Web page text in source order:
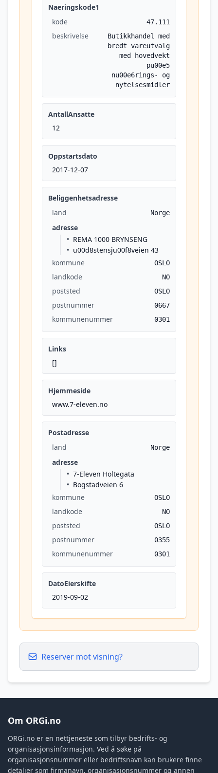
Naeringskode1
kode
47.111
beskrivelse
Butikkhandel med
bredt vareutvalg
med hovedvekt
pu00e5
nu00e6rings- og
nytelsesmidler
AntallAnsatte
12
Oppstartsdato
2017-12-07
Beliggenhetsadresse
land
Norge
adresse
REMA 1000 BRYNSENG
u00d8stensju00f8veien 43
kommune
OSLO
landkode NO
poststed OSLO
postnummer 0667
kommunenummer 0301
Links
[]
Hjemmeside
www.7-eleven.no
Postadresse
land
Norge
adresse
7-Eleven Holtegata
Bogstadveien 6
kommune
OSLO
landkode NO
poststed OSLO
postnummer 0355
kommunenummer 0301
DatoEierskifte
2019-09-02
Reserver mot visning?
Om ORGi.no
ORGi.no er en nettjeneste som tilbyr bedrifts- og
organisasjonsinformasjon. Ved å søke på
organisasjonsnummer eller bedriftsnavn kan brukere finne
detaljer som firmanavn, organisasjonsnummer og annen